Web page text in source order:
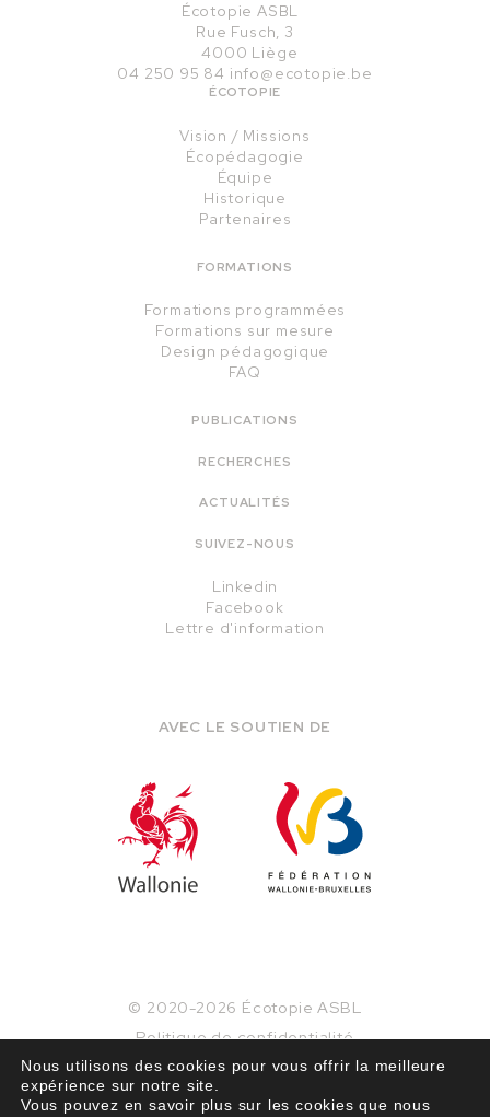
Écotopie ASBL
Rue Fusch, 3
4000 Liège
04 250 95 84 info@ecotopie.be
ÉCOTOPIE
Vision / Missions
Écopédagogie
Équipe
Historique
Partenaires
FORMATIONS
Formations programmées
Formations sur mesure
Design pédagogique
FAQ
PUBLICATIONS
RECHERCHES
ACTUALITÉS
SUIVEZ-NOUS
Linkedin
Facebook
Lettre d'information
AVEC LE SOUTIEN DE
© 2020-2026 Écotopie ASBL
Politique de confidentialité
Mentions légales
Conditions générales
Nous utilisons des cookies pour vous offrir la meilleure
expérience sur notre site.
Vous pouvez en savoir plus sur les cookies que nous